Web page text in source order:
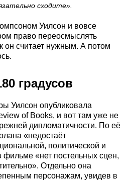
сходите».
Уилсон и вовсе
право переосмыслять
он считает нужным. А потом
градусов
Уилсон опубликовала
of Books, и вот там уже не
дипломатичности. По её
«недостаёт
политической и
фильме «нет постельных сцен,
Отдельно она
персонажам, увидев в